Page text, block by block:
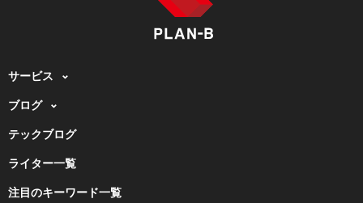
サービス
ブログ
テックブログ
ライター一覧
注目のキーワード一覧